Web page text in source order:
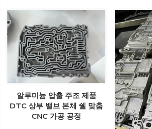
알루미늄 압출 주조 제품
DTC 상부 밸브 본체 쉘 맞춤
CNC 가공 공정